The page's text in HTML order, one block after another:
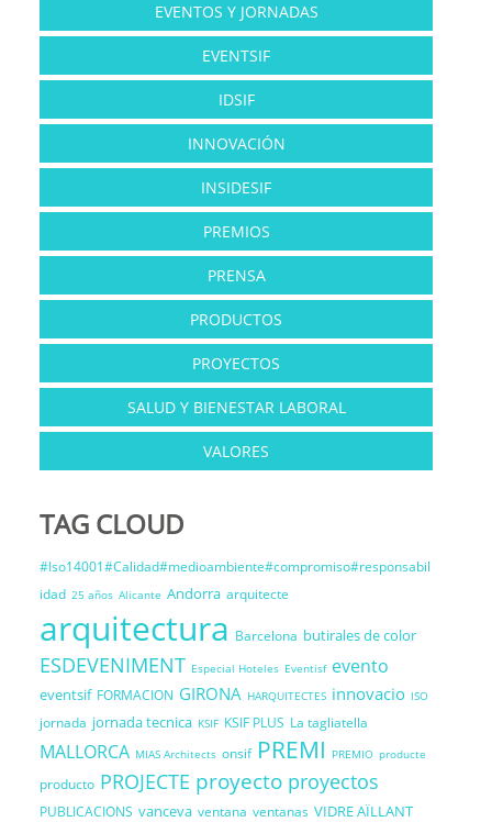
EVENTOS Y JORNADAS
EVENTSIF
IDSIF
INNOVACIÓN
INSIDESIF
PREMIOS
PRENSA
PRODUCTOS
PROYECTOS
SALUD Y BIENESTAR LABORAL
VALORES
TAG CLOUD
#Iso14001#Calidad#medioambiente#compromiso#responsabil
idad 25 años Alicante Andorra arquitecte
arquitectura Barcelona butirales de color
ESDEVENIMENT Especial Hoteles Eventisf evento
eventsif FORMACION GIRONA HARQUITECTES innovacio ISO
jornada jornada tecnica KSIF KSIF PLUS La tagliatella
MALLORCA MIAS Architects onsif PREMI PREMIO producte
producto PROJECTE proyecto proyectos
PUBLICACIONS vanceva ventana ventanas VIDRE AÏLLANT